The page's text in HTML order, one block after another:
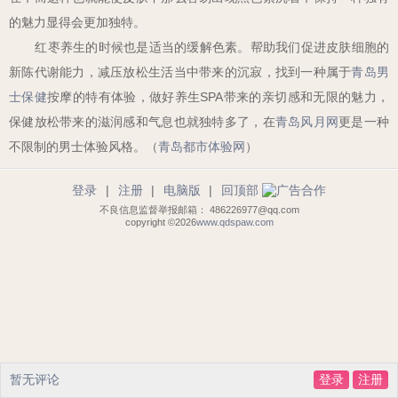
的魅力显得会更加独特。
红枣养生的时候也是适当的缓解色素。帮助我们促进皮肤细胞的
新陈代谢能力，减压放松生活当中带来的沉寂，找到一种属于青岛男
士保健按摩的特有体验，做好养生SPA带来的亲切感和无限的魅力，
保健放松带来的滋润感和气息也就独特多了，在青岛风月网更是一种
不限制的男士体验风格。（青岛都市体验网 ）
登录 注册
暂无评论
登录 | 注册 | 电脑版 | 回顶部
不良信息监督举报邮箱： 486226977@qq.com
copyright ©2026www.qdspaw.com